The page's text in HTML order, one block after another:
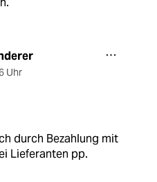
Uhr
durch Bezahlung mit
Lieferanten pp.